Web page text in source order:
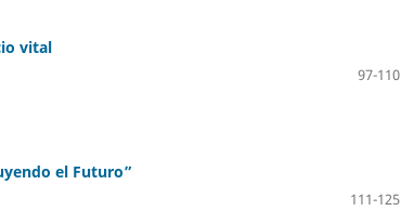
vital
97-110
el Futuro”
111-125